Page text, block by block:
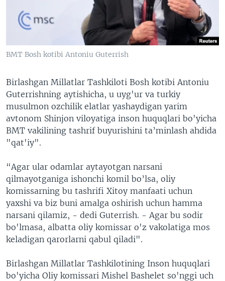
XABARLAR SURATLARDA
TELEGRAM
TWITTER
BMT Bosh kotibi Antoniu Guterrish
Birlashgan Millatlar Tashkiloti Bosh kotibi Antoniu
Guterrishning aytishicha, u uyg'ur va turkiy
musulmon ozchilik elatlar yashaydigan yarim
avtonom Shinjon viloyatiga inson huquqlari bo'yicha
BMT vakilining tashrif buyurishini ta’minlash ahdida
"qat'iy".
“Agar ular odamlar aytayotgan narsani
qilmayotganiga ishonchi komil bo’lsa, oliy
komissarning bu tashrifi Xitoy manfaati uchun
yaxshi va biz buni amalga oshirish uchun hamma
narsani qilamiz, - dedi Guterrish. - Agar bu sodir
bo'lmasa, albatta oliy komissar o'z vakolatiga mos
keladigan qarorlarni qabul qiladi".
Birlashgan Millatlar Tashkilotining Inson huquqlari
bo'yicha Oliy komissari Mishel Bashelet so'nggi uch